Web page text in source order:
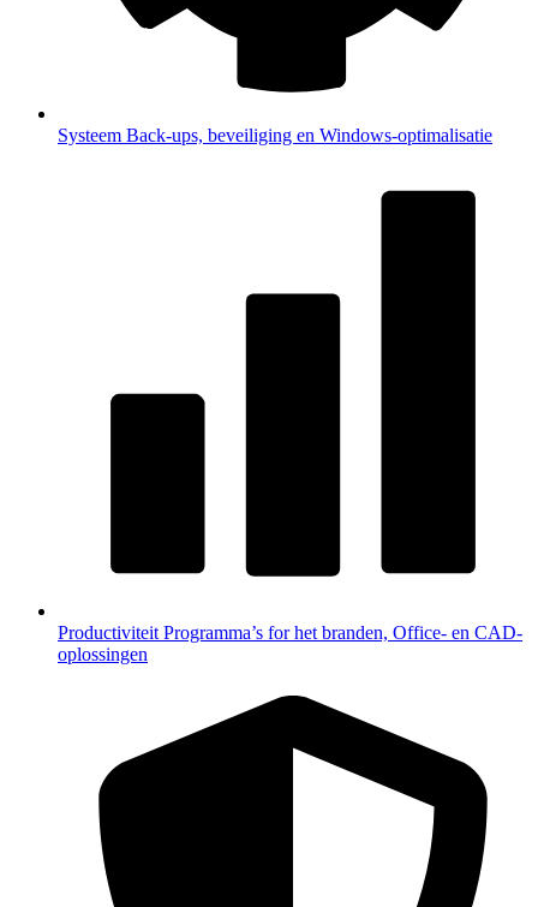
Systeem Back-ups, beveiliging en Windows-optimalisatie
Productiviteit Programma’s for het branden, Office- en CAD-
oplossingen